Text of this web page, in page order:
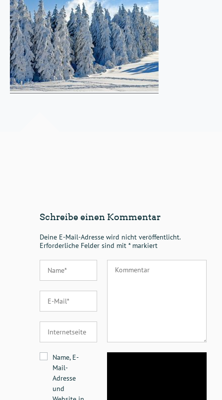
Schreibe einen Kommentar
Deine E-Mail-Adresse wird nicht veröffentlicht.
Erforderliche Felder sind mit *markiert
Name, E-
Mail-
Adresse
und